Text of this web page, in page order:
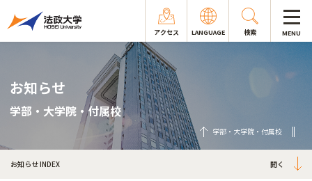
アクセス LANGUAGE 検索 MENU
お知らせ
学部・大学院・付属校
学部・大学院・付属校
お知らせ INDEX